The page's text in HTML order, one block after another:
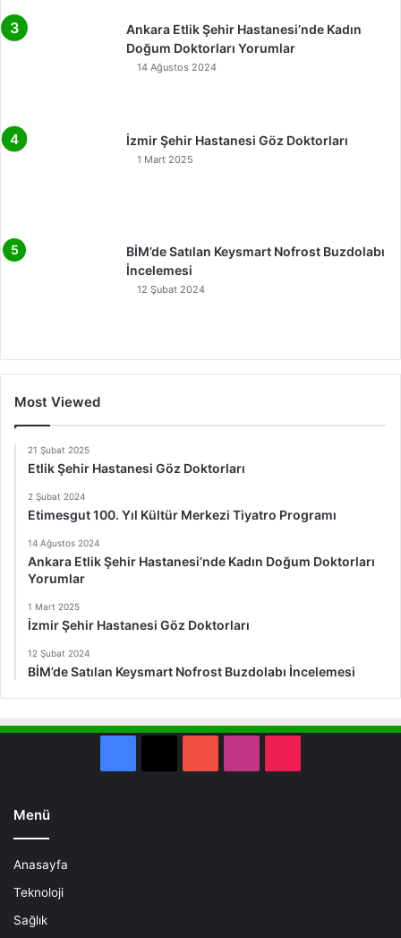
Ankara Etlik Şehir Hastanesi’nde Kadın
Doğum Doktorları Yorumlar
14 Ağustos 2024
İzmir Şehir Hastanesi Göz Doktorları
1 Mart 2025
BİM’de Satılan Keysmart Nofrost Buzdolabı
İncelemesi
12 Şubat 2024
Most Viewed
21 Şubat 2025
Etlik Şehir Hastanesi Göz Doktorları
2 Şubat 2024
Etimesgut 100. Yıl Kültür Merkezi Tiyatro Programı
14 Ağustos 2024
Ankara Etlik Şehir Hastanesi’nde Kadın Doğum Doktorları
Yorumlar
1 Mart 2025
İzmir Şehir Hastanesi Göz Doktorları
12 Şubat 2024
BİM’de Satılan Keysmart Nofrost Buzdolabı İncelemesi
Menü
Anasayfa
Teknoloji
Sağlık